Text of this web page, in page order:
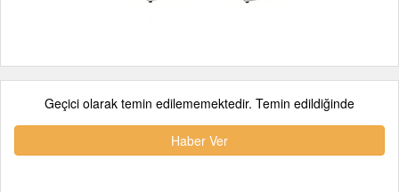
Geçici olarak temin edilememektedir. Temin edildiğinde
Haber Ver